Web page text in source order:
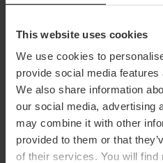
This website uses cookies
We use cookies to
provide social media
We also share information
our social media, advertising
may combine it with other
provided to them or that
of their services. You will find
Contatti
Email*
+34 963 525 478
Acquistare i biglietti